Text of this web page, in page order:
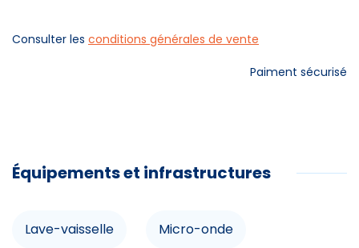
Consulter les conditions générales de vente
Paiment sécurisé
Équipements et infrastructures
Lave-vaisselle Micro-onde